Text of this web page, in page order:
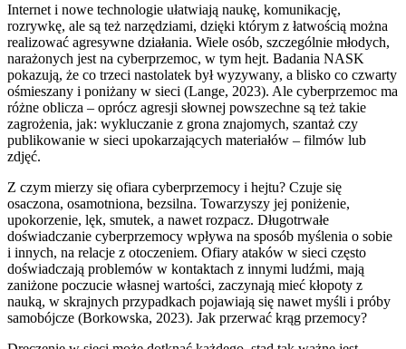
Internet i nowe technologie ułatwiają naukę, komunikację,
rozrywkę, ale są też narzędziami, dzięki którym z łatwością można
realizować agresywne działania. Wiele osób, szczególnie młodych,
narażonych jest na cyberprzemoc, w tym hejt. Badania NASK
pokazują, że co trzeci nastolatek był wyzywany, a blisko co czwarty
ośmieszany i poniżany w sieci (Lange, 2023). Ale cyberprzemoc ma
różne oblicza – oprócz agresji słownej powszechne są też takie
zagrożenia, jak: wykluczanie z grona znajomych, szantaż czy
publikowanie w sieci upokarzających materiałów – filmów lub
zdjęć.
Z czym mierzy się ofiara cyberprzemocy i hejtu? Czuje się
osaczona, osamotniona, bezsilna. Towarzyszy jej poniżenie,
upokorzenie, lęk, smutek, a nawet rozpacz. Długotrwałe
doświadczanie cyberprzemocy wpływa na sposób myślenia o sobie
i innych, na relacje z otoczeniem. Ofiary ataków w sieci często
doświadczają problemów w kontaktach z innymi ludźmi, mają
zaniżone poczucie własnej wartości, zaczynają mieć kłopoty z
nauką, w skrajnych przypadkach pojawiają się nawet myśli i próby
samobójcze (Borkowska, 2023). Jak przerwać krąg przemocy?